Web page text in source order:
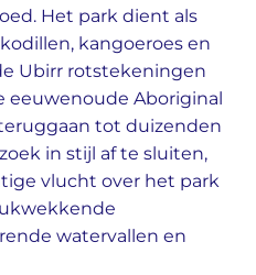
Het park dient als
kangoeroes en
Ubirr rotstekeningen
eeuwenoude Aboriginal
tot duizenden
in stijl af te sluiten,
vlucht over het park
watervallen en